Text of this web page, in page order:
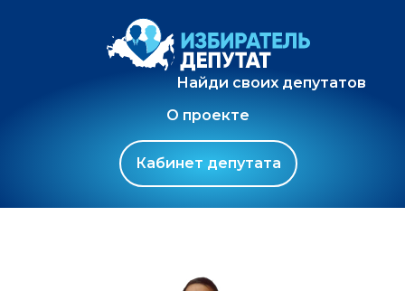
Найди своих депутатов
О проекте
Кабинет депутата